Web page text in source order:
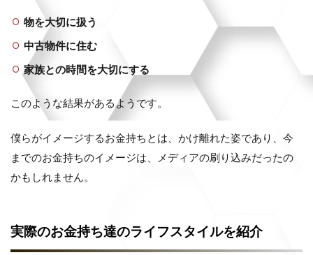
物を大切に扱う
中古物件に住む
家族との時間を大切にする
このような結果があるようです。
僕らがイメージするお金持ちとは、かけ離れた姿であり、今
までのお金持ちのイメージは、メディアの刷り込みだったの
かもしれません。
実際のお金持ち達のライフスタイルを紹介